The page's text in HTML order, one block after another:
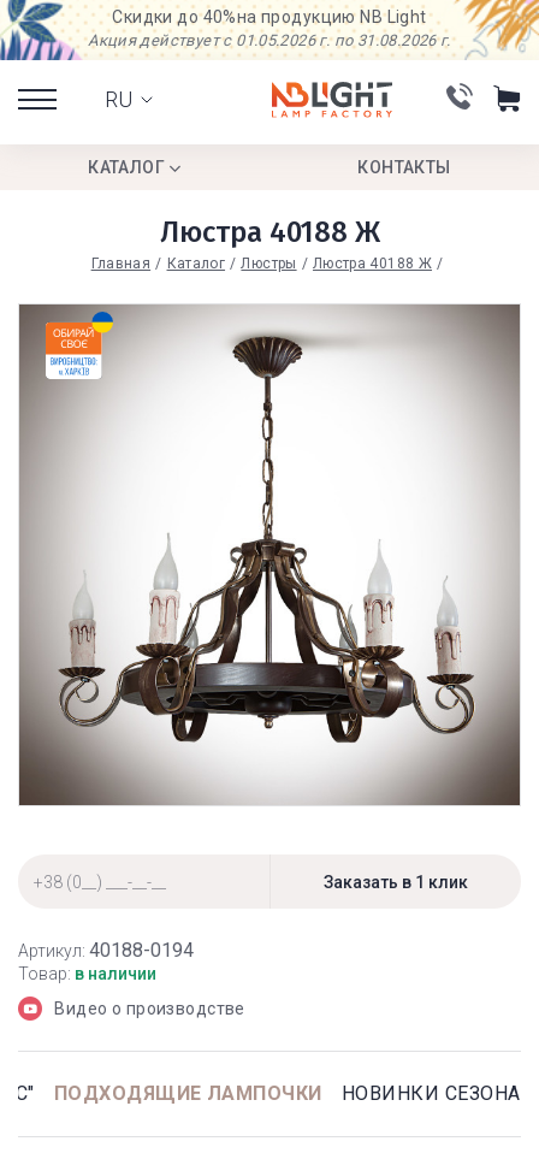
Скидки до 40%на продукцию NB Light
Акция действует с 01.05.2026 г. по 31.08.2026 г.
RU
КАТАЛОГ КОНТАКТЫ
Люстра 40188 Ж
Главная Каталог Люстры Люстра 40188 Ж
Артикул: 40188-0194
Товар: в наличии
Видео о производстве
ПОДХОДЯЩИЕ ЛАМПОЧКИ НОВИНКИ СЕЗОНА